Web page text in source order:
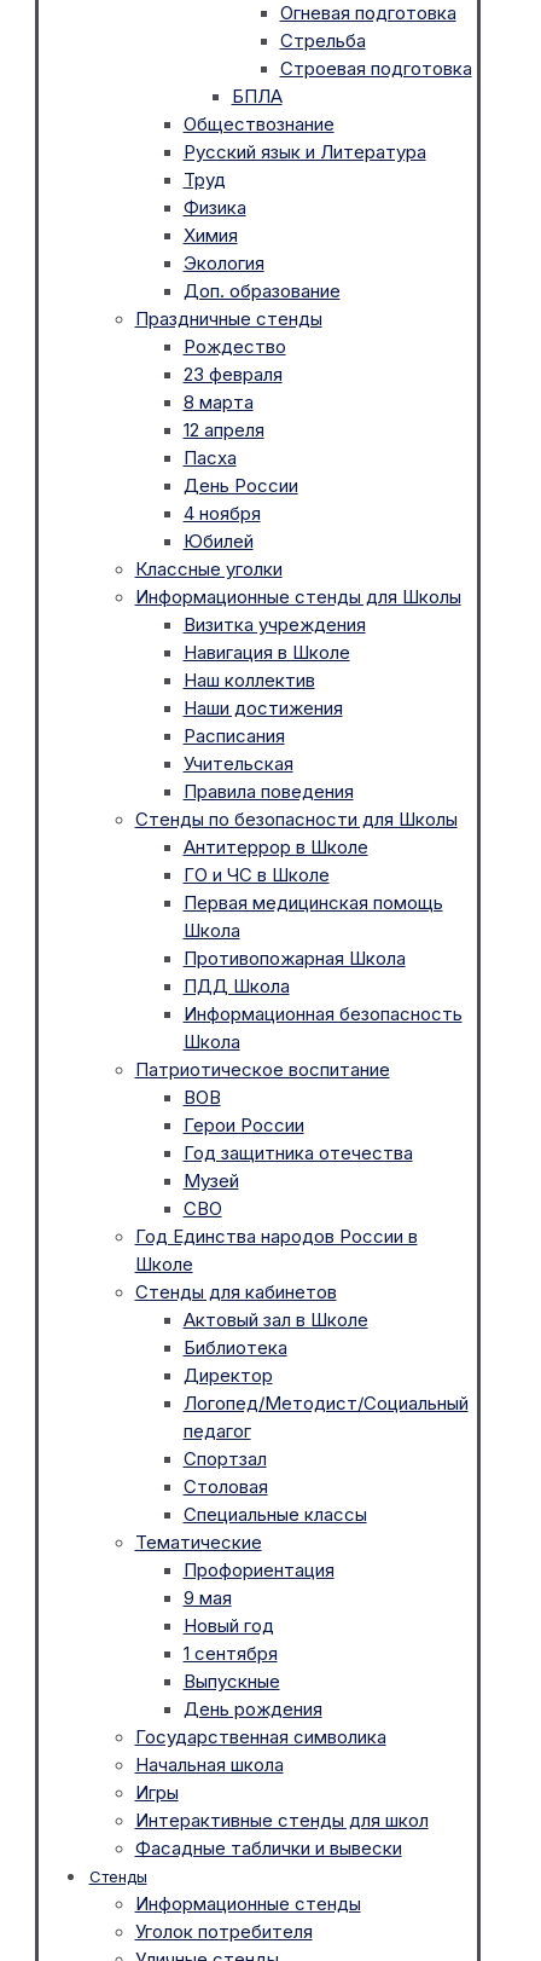
Огневая подготовка
Стрельба
Строевая подготовка
БПЛА
Обществознание
Русский язык и Литература
Труд
Физика
Химия
Экология
Доп. образование
Праздничные стенды
Рождество
23 февраля
8 марта
12 апреля
Пасха
День России
4 ноября
Юбилей
Классные уголки
Информационные стенды для Школы
Визитка учреждения
Навигация в Школе
Наш коллектив
Наши достижения
Расписания
Учительская
Правила поведения
Стенды по безопасности для Школы
Антитеррор в Школе
ГО и ЧС в Школе
Первая медицинская помощь
Школа
Противопожарная Школа
ПДД Школа
Информационная безопасность
Школа
Патриотическое воспитание
ВОВ
Герои России
Год защитника отечества
Музей
СВО
Год Единства народов России в
Школе
Стенды для кабинетов
Актовый зал в Школе
Библиотека
Директор
Логопед/Методист/Социальный
педагог
Спортзал
Столовая
Специальные классы
Тематические
Профориентация
9 мая
Новый год
1 сентября
Выпускные
День рождения
Государственная символика
Начальная школа
Игры
Интерактивные стенды для школ
Фасадные таблички и вывески
Стенды
Информационные стенды
Уголок потребителя